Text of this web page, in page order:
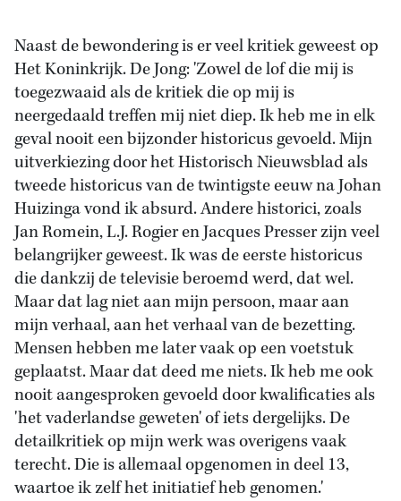
Naast de bewondering is er veel kritiek geweest op
Het Koninkrijk. De Jong: 'Zowel de lof die mij is
toegezwaaid als de kritiek die op mij is
neergedaald treffen mij niet diep. Ik heb me in elk
geval nooit een bijzonder historicus gevoeld. Mijn
uitverkiezing door het Historisch Nieuwsblad als
tweede historicus van de twintigste eeuw na Johan
Huizinga vond ik absurd. Andere historici, zoals
Jan Romein, L.J. Rogier en Jacques Presser zijn veel
belangrijker geweest. Ik was de eerste historicus
die dankzij de televisie beroemd werd, dat wel.
Maar dat lag niet aan mijn persoon, maar aan
mijn verhaal, aan het verhaal van de bezetting.
Mensen hebben me later vaak op een voetstuk
geplaatst. Maar dat deed me niets. Ik heb me ook
nooit aangesproken gevoeld door kwalificaties als
'het vaderlandse geweten' of iets dergelijks. De
detailkritiek op mijn werk was overigens vaak
terecht. Die is allemaal opgenomen in deel 13,
waartoe ik zelf het initiatief heb genomen.'